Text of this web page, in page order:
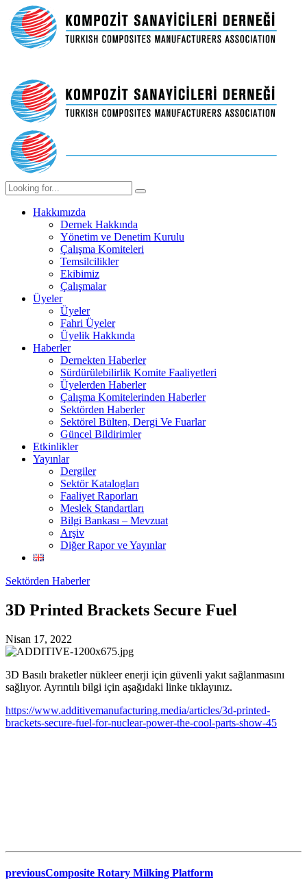
Hakkımızda
Dernek Hakkında
Yönetim ve Denetim Kurulu
Çalışma Komiteleri
Temsilcilikler
Ekibimiz
Çalışmalar
Üyeler
Üyeler
Fahri Üyeler
Üyelik Hakkında
Haberler
Dernekten Haberler
Sürdürülebilirlik Komite Faaliyetleri
Üyelerden Haberler
Çalışma Komitelerinden Haberler
Sektörden Haberler
Sektörel Bülten, Dergi Ve Fuarlar
Güncel Bildirimler
Etkinlikler
Yayınlar
Dergiler
Sektör Katalogları
Faaliyet Raporları
Meslek Standartları
Bilgi Bankası – Mevzuat
Arşiv
Diğer Rapor ve Yayınlar
Sektörden Haberler
3D Printed Brackets Secure Fuel
Nisan 17, 2022
3D Basılı braketler nükleer enerji için güvenli yakıt sağlanmasını
sağlıyor. Ayrıntılı bilgi için aşağıdaki linke tıklayınız.
https://www.additivemanufacturing.media/articles/3d-printed-
brackets-secure-fuel-for-nuclear-power-the-cool-parts-show-45
previousComposite Rotary Milking Platform